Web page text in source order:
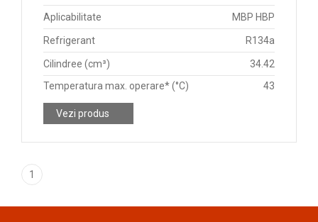
Aplicabilitate MBP HBP
Refrigerant R134a
Cilindree (cm³)
34.42
Temperatura max. operare* (°C)
43
Vezi produs
1